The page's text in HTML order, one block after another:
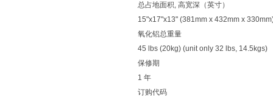
总占地面积, 高宽深（英寸）
15"x17"x13" (381mm x 432mm x
氧化铝总重量
45 lbs (20kg) (unit only 32 lbs, 14.5kgs)
保修期
1 年
订购代码